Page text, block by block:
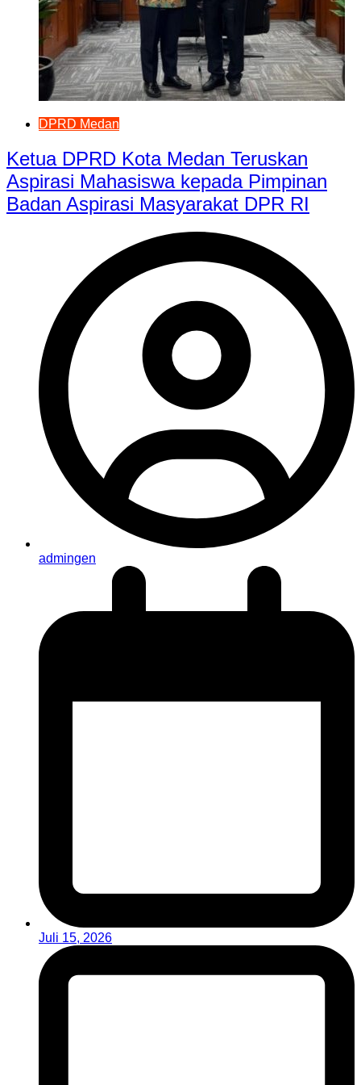
DPRD Medan
Ketua DPRD Kota Medan Teruskan
Aspirasi Mahasiswa kepada Pimpinan
Badan Aspirasi Masyarakat DPR RI
admingen
Juli 15, 2026